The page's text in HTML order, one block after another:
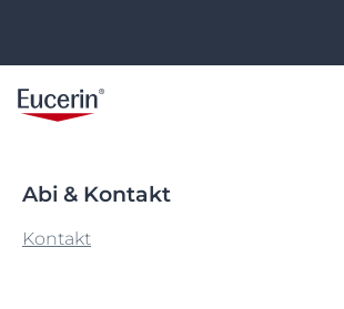
Abi & Kontakt
Kontakt